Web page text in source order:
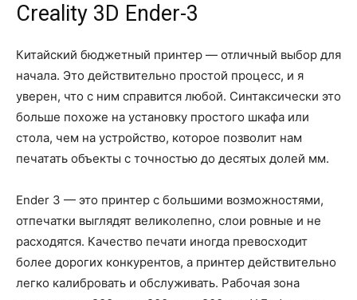
Creality 3D Ender-3
Китайский бюджетный принтер — отличный выбор для
начала. Это действительно простой процесс, и я
уверен, что с ним справится любой. Синтаксически это
больше похоже на установку простого шкафа или
стола, чем на устройство, которое позволит нам
печатать объекты с точностью до десятых долей мм.
Ender 3 — это принтер с большими возможностями,
отпечатки выглядят великолепно, слои ровные и не
расходятся. Качество печати иногда превосходит
более дорогих конкурентов, а принтер действительно
легко калибровать и обслуживать. Рабочая зона